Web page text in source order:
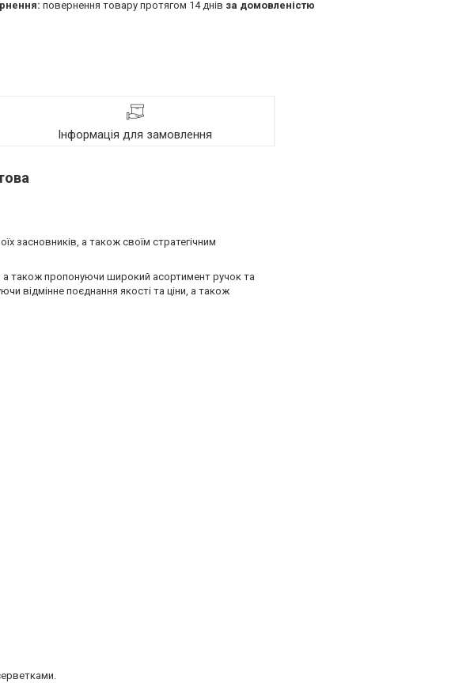
повернення товару протягом 14 днів за домовленістю
Інформація для замовлення
засновників, а також своїм стратегічним
а також пропонуючи широкий асортимент ручок та
відмінне поєднання якості та ціни, а також